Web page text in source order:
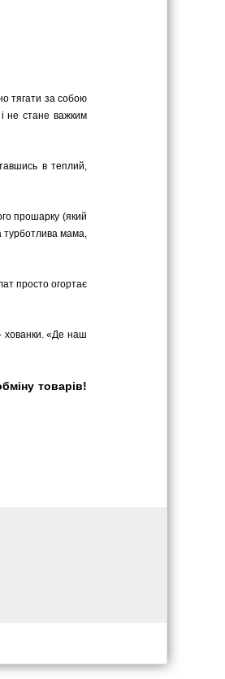
тягати за собою
не стане важким
в теплий,
прошарку (який
турботлива мама,
просто огортає
хованки. «Де наш
товарів!